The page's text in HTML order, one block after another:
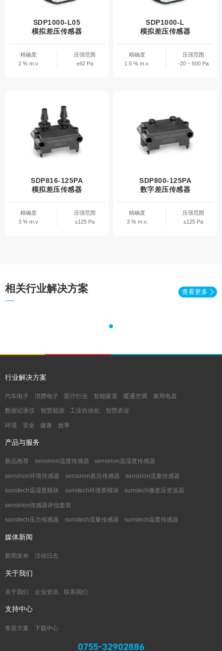
SDP1000-L05
模拟差压传感器
精确度
2 % m.v.
压强范围
±62 Pa
SDP1000-L
模拟差压传感器
精确度
1.5 % m.v.
压强范围
-20 ~ 500 Pa
SDP816-125PA
模拟差压传感器
精确度
3 % m.v.
压强范围
±125 Pa
SDP800-125PA
数字差压传感器
精确度
3 % m.v.
压强范围
±125 Pa
相关行业解决方案 查看更多
行业解决方案
汽车电子 消费电子 医疗行业 智能家居 暖通空调 家用电器
数据记录仪 智慧能源 工业自动化 智慧农业
环境 安全 健康 效率
产品与服务
新品推荐 sensirion温度传感器 sensirion温湿度传感器
sensirion环境传感器 sensirion差压传感器 sensirion流量传感器
sunstech温湿度模块 sunstech环境类模块 sunstech微差压变送器
sensirion传感器评估套装
sunstech压力传感器 sunstech流量传感器 sunstech温度传感器
媒体新闻
新闻发布 活动日志
关于我们
关于我们 企业资讯 联系我们
支持中心
售前方案 下载中心
0755-32902886